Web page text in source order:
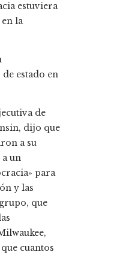
estuviera
la
estado en
de
dijo que
a su
un
para
y las
que
cuantos